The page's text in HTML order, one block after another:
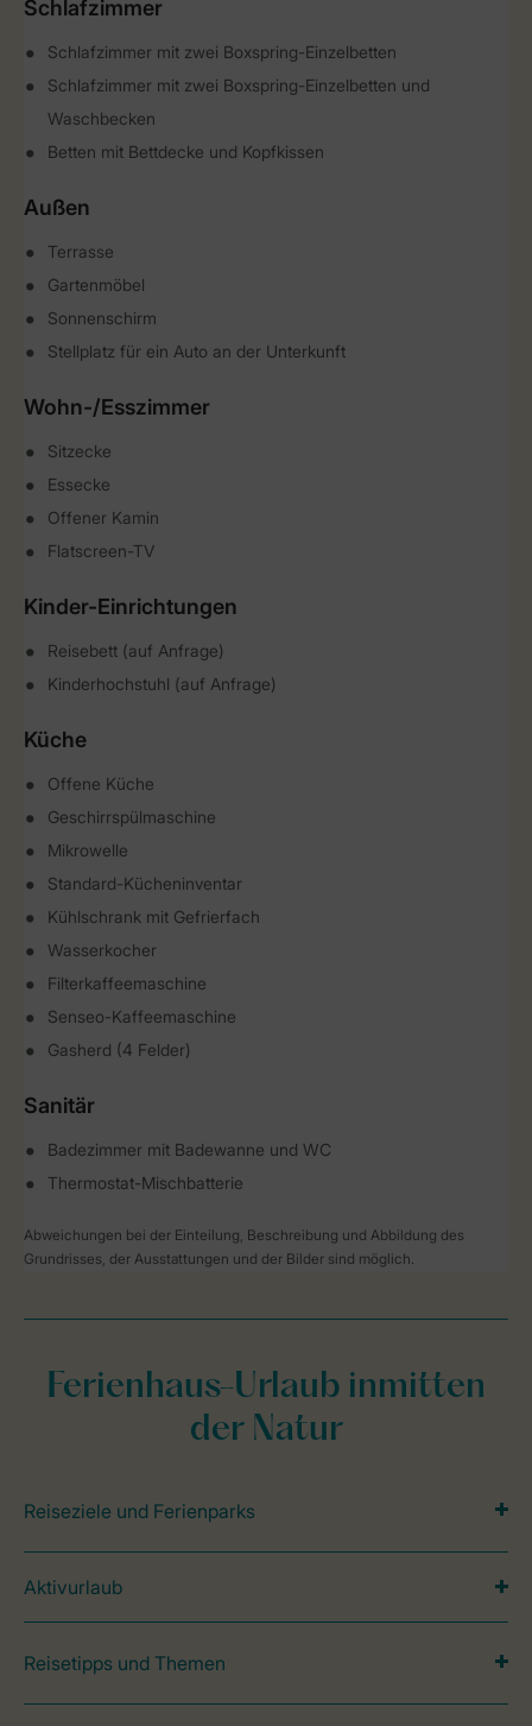
Schlafzimmer
Schlafzimmer mit zwei Boxspring-Einzelbetten
Schlafzimmer mit zwei Boxspring-Einzelbetten und
Waschbecken
Betten mit Bettdecke und Kopfkissen
Außen
Terrasse
Gartenmöbel
Sonnenschirm
Stellplatz für ein Auto an der Unterkunft
Wohn-/Esszimmer
Sitzecke
Essecke
Offener Kamin
Flatscreen-TV
Kinder-Einrichtungen
Reisebett (auf Anfrage)
Kinderhochstuhl (auf Anfrage)
Küche
Offene Küche
Geschirrspülmaschine
Mikrowelle
Standard-Kücheninventar
Kühlschrank mit Gefrierfach
Wasserkocher
Filterkaffeemaschine
Senseo-Kaffeemaschine
Gasherd (4 Felder)
Sanitär
Badezimmer mit Badewanne und WC
Thermostat-Mischbatterie
Abweichungen bei der Einteilung, Beschreibung und Abbildung des
Grundrisses, der Ausstattungen und der Bilder sind möglich.
Ferienhaus-Urlaub inmitten
der Natur
Reiseziele und Ferienparks
Aktivurlaub
Reisetipps und Themen